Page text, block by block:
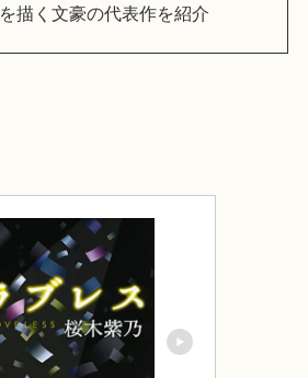
を描く文豪の代表作を紹介